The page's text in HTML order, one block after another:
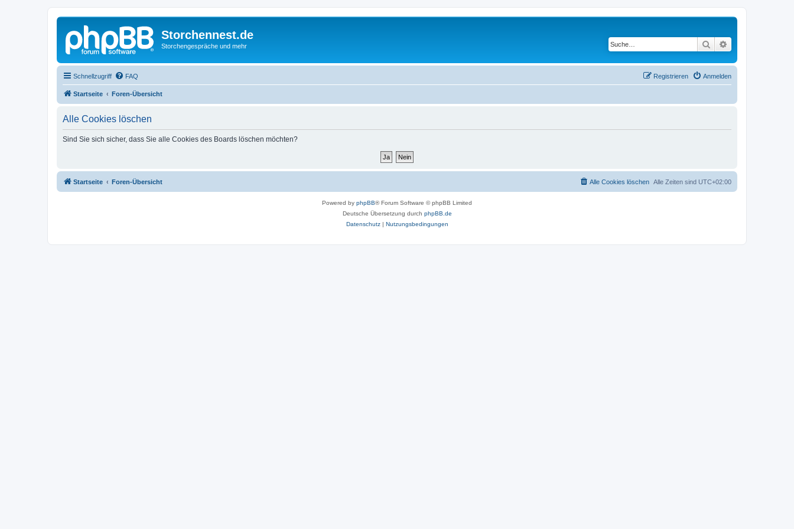
Storchennest.de
Storchengespräche und mehr Suche
Schnellzugriff FAQ Anmelden
Registrieren
Startseite Foren-Übersicht
Alle Cookies löschen
Sind Sie sich sicher, dass Sie alle Cookies des Boards löschen möchten?
Startseite Foren-Übersicht Alle Zeiten sind UTC+02:00
Alle Cookies löschen
Powered by phpBB® Forum Software © phpBB Limited
Deutsche Übersetzung durch phpBB.de
Datenschutz| Nutzungsbedingungen